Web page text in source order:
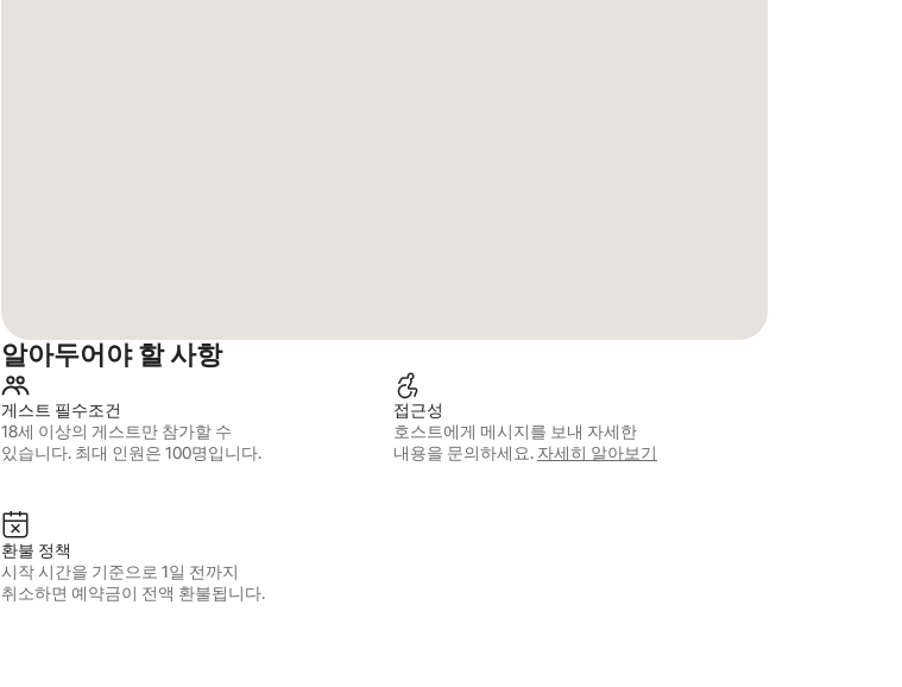
알아두어야 할 사항
게스트 필수조건
18세 이상의 게스트만 참가할 수
있습니다. 최대 인원은 100명입니다.
접근성
호스트에게 메시지를 보내 자세한
내용을 문의하세요. 자세히 알아보기
환불 정책
시작 시간을 기준으로 1일 전까지
취소하면 예약금이 전액 환불됩니다.